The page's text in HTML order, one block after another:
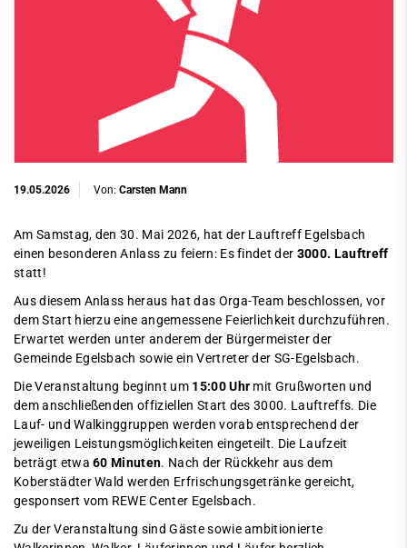
19.05.2026 Von: Carsten Mann
Am Samstag, den 30. Mai 2026, hat der Lauftreff Egelsbach
einen besonderen Anlass zu feiern: Es findet der 3000. Lauftreff
statt!
Aus diesem Anlass heraus hat das Orga-Team beschlossen, vor
dem Start hierzu eine angemessene Feierlichkeit durchzuführen.
Erwartet werden unter anderem der Bürgermeister der
Gemeinde Egelsbach sowie ein Vertreter der SG-Egelsbach.
Die Veranstaltung beginnt um 15:00 Uhr mit Grußworten und
dem anschließenden offiziellen Start des 3000. Lauftreffs. Die
Lauf- und Walkinggruppen werden vorab entsprechend der
jeweiligen Leistungsmöglichkeiten eingeteilt. Die Laufzeit
beträgt etwa60 Minuten. Nach der Rückkehr aus dem
Koberstädter Wald werden Erfrischungsgetränke gereicht,
gesponsert vom REWE Center Egelsbach.
Zu der Veranstaltung sind Gäste sowie ambitionierte